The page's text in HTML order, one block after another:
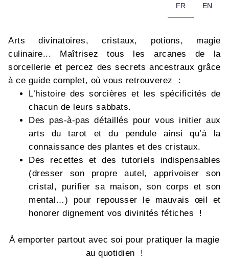
FR EN
Arts divinatoires, cristaux, potions, magie
culinaire... Maîtrisez tous les arcanes de la
sorcellerie et percez des secrets ancestraux grâce
à ce guide complet, où vous retrouverez :
L’histoire des sorcières et les spécificités de
chacun de leurs sabbats.
Des pas-à-pas détaillés pour vous initier aux
arts du tarot et du pendule ainsi qu’à la
connaissance des plantes et des cristaux.
Des recettes et des tutoriels indispensables
(dresser son propre autel, apprivoiser son
cristal, purifier sa maison, son corps et son
mental…) pour repousser le mauvais œil et
honorer dignement vos divinités fétiches !
À emporter partout avec soi pour pratiquer la magie
au quotidien !